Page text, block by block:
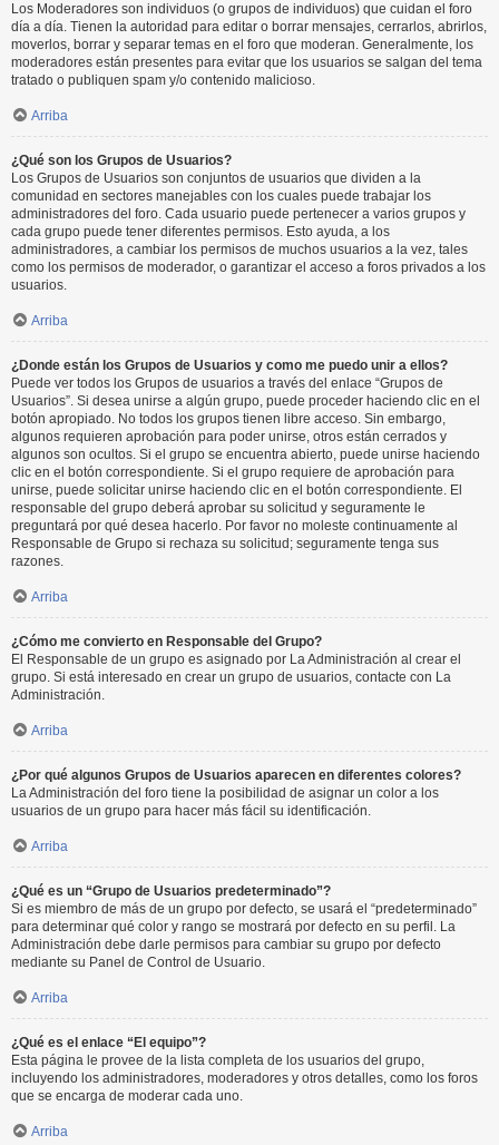
Los Moderadores son individuos (o grupos de individuos) que cuidan el foro
día a día. Tienen la autoridad para editar o borrar mensajes, cerrarlos, abrirlos,
moverlos, borrar y separar temas en el foro que moderan. Generalmente, los
moderadores están presentes para evitar que los usuarios se salgan del tema
tratado o publiquen spam y/o contenido malicioso.
Arriba
¿Qué son los Grupos de Usuarios?
Los Grupos de Usuarios son conjuntos de usuarios que dividen a la
comunidad en sectores manejables con los cuales puede trabajar los
administradores del foro. Cada usuario puede pertenecer a varios grupos y
cada grupo puede tener diferentes permisos. Esto ayuda, a los
administradores, a cambiar los permisos de muchos usuarios a la vez, tales
como los permisos de moderador, o garantizar el acceso a foros privados a los
usuarios.
Arriba
¿Donde están los Grupos de Usuarios y como me puedo unir a ellos?
Puede ver todos los Grupos de usuarios a través del enlace “Grupos de
Usuarios”. Si desea unirse a algún grupo, puede proceder haciendo clic en el
botón apropiado. No todos los grupos tienen libre acceso. Sin embargo,
algunos requieren aprobación para poder unirse, otros están cerrados y
algunos son ocultos. Si el grupo se encuentra abierto, puede unirse haciendo
clic en el botón correspondiente. Si el grupo requiere de aprobación para
unirse, puede solicitar unirse haciendo clic en el botón correspondiente. El
responsable del grupo deberá aprobar su solicitud y seguramente le
preguntará por qué desea hacerlo. Por favor no moleste continuamente al
Responsable de Grupo si rechaza su solicitud; seguramente tenga sus
razones.
Arriba
¿Cómo me convierto en Responsable del Grupo?
El Responsable de un grupo es asignado por La Administración al crear el
grupo. Si está interesado en crear un grupo de usuarios, contacte con La
Administración.
Arriba
¿Por qué algunos Grupos de Usuarios aparecen en diferentes colores?
La Administración del foro tiene la posibilidad de asignar un color a los
usuarios de un grupo para hacer más fácil su identificación.
Arriba
¿Qué es un “Grupo de Usuarios predeterminado”?
Si es miembro de más de un grupo por defecto, se usará el “predeterminado”
para determinar qué color y rango se mostrará por defecto en su perfil. La
Administración debe darle permisos para cambiar su grupo por defecto
mediante su Panel de Control de Usuario.
Arriba
¿Qué es el enlace “El equipo”?
Esta página le provee de la lista completa de los usuarios del grupo,
incluyendo los administradores, moderadores y otros detalles, como los foros
que se encarga de moderar cada uno.
Arriba